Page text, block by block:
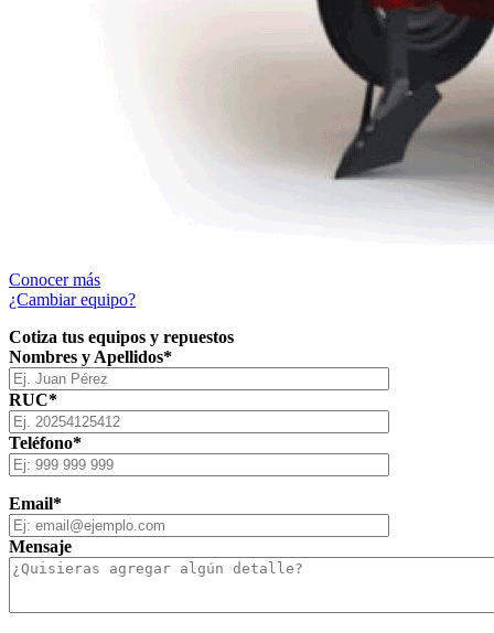
Conocer más
¿Cambiar equipo?
Cotiza tus equipos y repuestos
Nombres y Apellidos*
RUC*
Teléfono*
Email*
Mensaje